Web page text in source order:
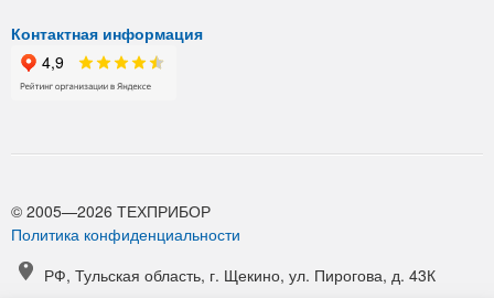
Контактная информация
© 2005—2026 ТЕХПРИБОР
Политика конфиденциальности
РФ, Тульская область, г. Щекино, ул. Пирогова, д. 43К